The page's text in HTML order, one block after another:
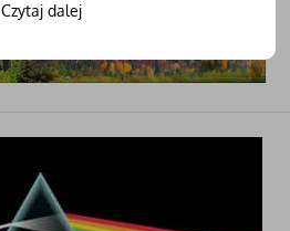
Czytaj dalej